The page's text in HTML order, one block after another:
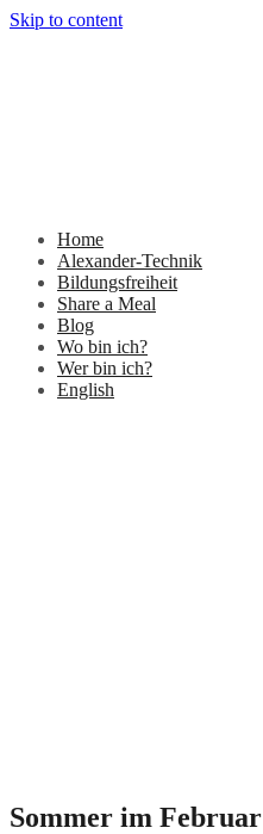
Skip to content
Home
Alexander-Technik
Bildungsfreiheit
Share a Meal
Blog
Wo bin ich?
Wer bin ich?
English
Sommer im Februar